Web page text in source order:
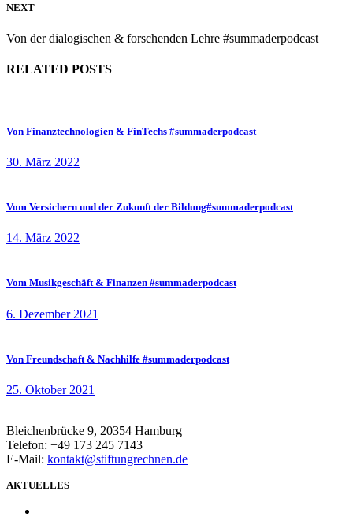
NEXT
Von der dialogischen & forschenden Lehre #summaderpodcast
RELATED POSTS
Von Finanztechnologien & FinTechs #summaderpodcast
30. März 2022
Vom Versichern und der Zukunft der Bildung#summaderpodcast
14. März 2022
Vom Musikgeschäft & Finanzen #summaderpodcast
6. Dezember 2021
Von Freundschaft & Nachhilfe #summaderpodcast
25. Oktober 2021
Bleichenbrücke 9, 20354 Hamburg
Telefon: +49 173 245 7143
E-Mail: kontakt@stiftungrechnen.de
AKTUELLES